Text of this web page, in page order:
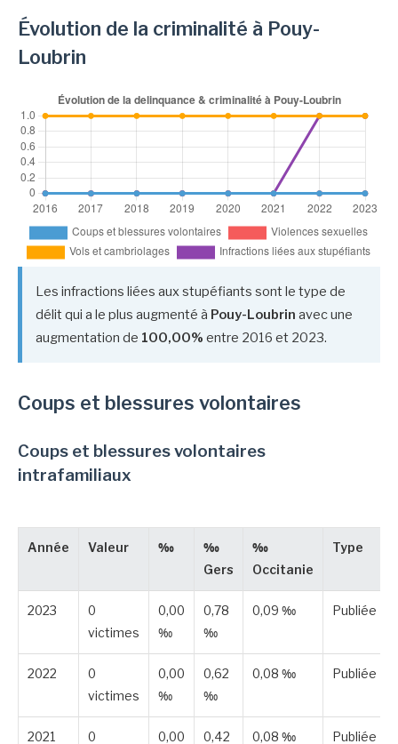
Évolution de la criminalité à Pouy-
Loubrin
Les infractions liées aux stupéfiants sont le type de
délit qui a le plus augmenté à Pouy-Loubrin avec une
augmentation de 100,00% entre 2016 et 2023.
Coups et blessures volontaires
Coups et blessures volontaires
intrafamiliaux
Année Valeur ‰
‰
Gers
‰
Occitanie
Type
2023
0
victimes
0,00
‰
0,78
‰
0,09 ‰ Publiée
2022
0
victimes
0,00
‰
0,62
‰
0,08 ‰ Publiée
2021
0
0,00
0,42
0,08 ‰ Publiée